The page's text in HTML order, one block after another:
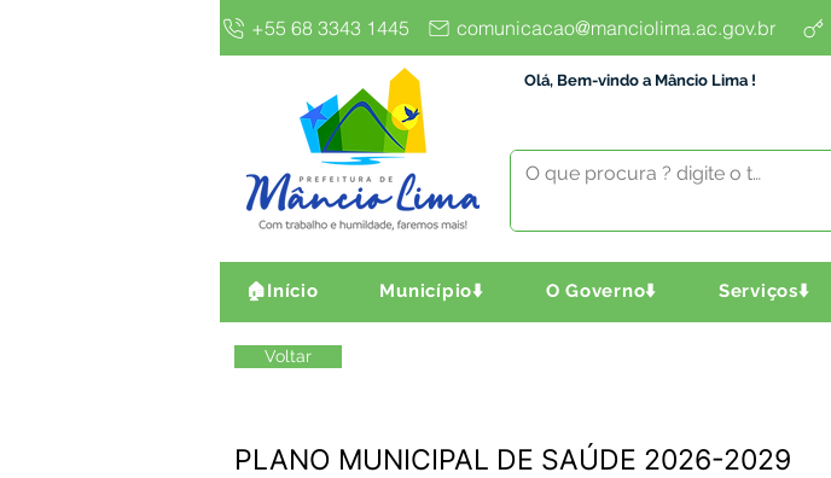
+55 68 3343 1445 comunicacao@manciolima.ac.gov.br
Olá, Bem-vindo a Mâncio Lima !
🏠Início Município⬇️ O Governo⬇️ Serviços⬇️
Voltar
PLANO MUNICIPAL DE SAÚDE 2026-2029